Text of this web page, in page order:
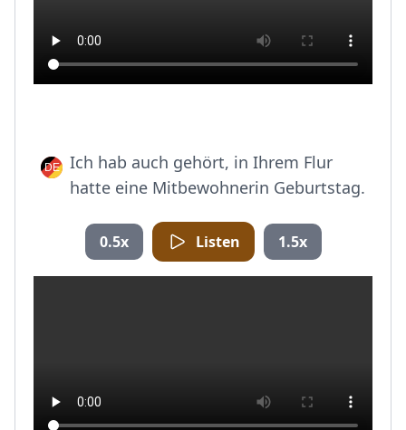
Ich hab auch gehört, in Ihrem Flur
hatte eine Mitbewohnerin Geburtstag.
0.5x Listen 1.5x